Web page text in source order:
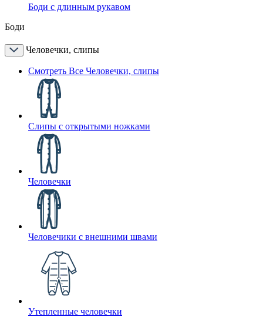
Боди с длинным рукавом
Боди
Человечки, слипы
Смотреть Все Человечки, слипы
Слипы с открытыми ножками
Человечки
Человечики с внешними швами
Утепленные человечки